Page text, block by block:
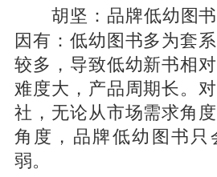
胡坚： 品牌低幼图
因有：低幼图书多为套
较多，导致低幼新书相
难度大，产品周期长。
社，无论从市场需求角
角度，品牌低幼图书只
弱。